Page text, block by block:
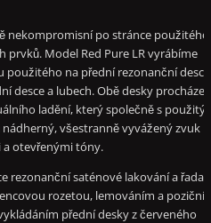
nekompromisní po stránce použitého
prvků. Model Red Pure LR vyrábíme
na přední rezonanční desce
desce a lubech.Obě desky procházejí
ladění, který společně s
nádherný, všestranně vyvážený zvuk
a otevřenými tóny.
rezonanční saténové lakování a řada
rozetou, lemováním a
přední desky z červeného